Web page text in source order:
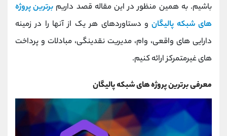
باشیم. به همین منظور در این مقاله قصد داریم برترین پروژه
های شبکه پالیگانو دستاوردهای هر یک از آنها را در زمینه
دارایی های واقعی، وام، مدیریت نقدینگی، مبادلات و پرداخت
های غیرمتمرکز ارائه کنیم.
معرفی برترین پروژه های شبکه پالیگان